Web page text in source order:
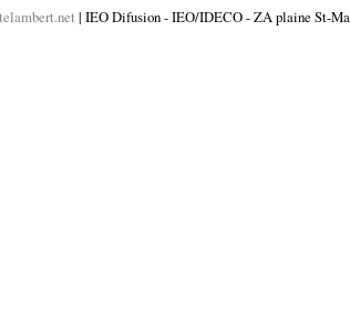
| IEO Difusion - IEO/IDECO - ZA plaine St-